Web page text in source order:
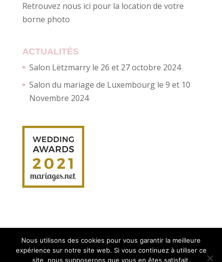
Retrouvez nous ici pour la location de votre
borne photo
ACTUALITÉS
Salon Lëtzmarry le 26 et 27 octobre 2024
Salon du mariage de Luxembourg le 9 et 10
Novembre 2024
Nous utilisons des cookies pour vous garantir la meilleure
expérience sur notre site web. Si vous continuez à utiliser ce
site, nous supposerons que vous en êtes satisfait.